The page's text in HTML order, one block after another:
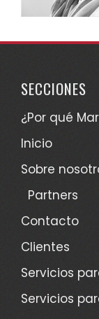
SECCIONES
¿Por qué
Inicio
Sobre
Partners
Contacto
Clientes
Servicios
Servicios